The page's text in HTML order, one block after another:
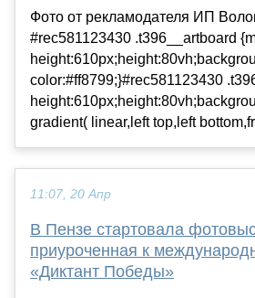
Фото от рекламодателя ИП
#rec581123430 .t396__artboard
color:#ff8799;}#rec581123430
gradient( linear,left top,left
11:07, 20 Апр
В Пензе стартовала
приуроченная к
«Диктант Победы»